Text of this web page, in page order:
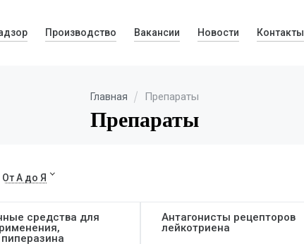
Производство Вакансии Новости Контакты
Главная Препараты
Препараты
От А до Я
средства для
Антагонисты рецепторов
лейкотриена